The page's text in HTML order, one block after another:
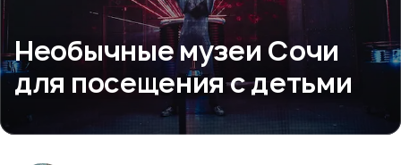
Необычные музеи Сочи
для посещения с детьми